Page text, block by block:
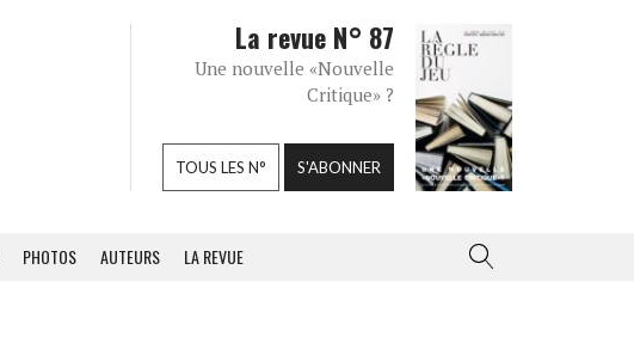
La revue N° 87
Une nouvelle «Nouvelle
Critique» ?
TOUS LES N° S'ABONNER
PHOTOS AUTEURS LA REVUE